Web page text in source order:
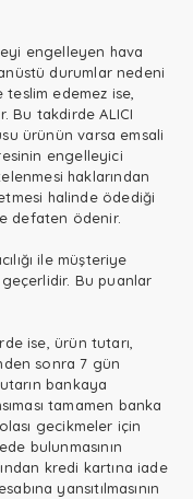
engelleyen hava
durumlar nedeni
edemez ise,
Bu takdirde ALICI
ürünün varsa emsali
engelleyici
haklarından
halinde ödediği
defaten ödenir.
ile müşteriye
Bu puanlar
ise, ürün tutarı,
sonra 7 gün
bankaya
tamamen banka
gecikmeler için
bulunmasının
kredi kartına iade
yansıtılmasının